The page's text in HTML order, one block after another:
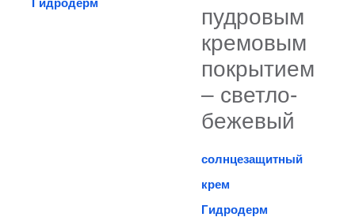
Гидродерм
пудровым
кремовым
покрытием
– светло-
бежевый
солнцезащитный
крем
Гидродерм